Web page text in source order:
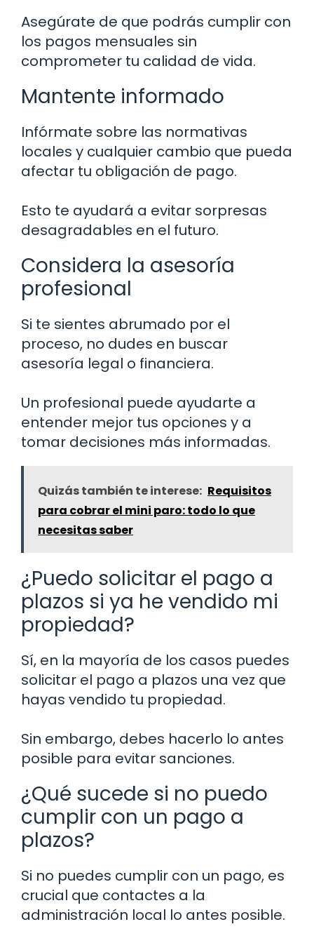
Asegúrate de que podrás cumplir con
los pagos mensuales sin
comprometer tu calidad de vida.
Mantente informado
Infórmate sobre las normativas
locales y cualquier cambio que pueda
afectar tu obligación de pago.
Esto te ayudará a evitar sorpresas
desagradables en el futuro.
Considera la asesoría
profesional
Si te sientes abrumado por el
proceso, no dudes en buscar
asesoría legal o financiera.
Un profesional puede ayudarte a
entender mejor tus opciones y a
tomar decisiones más informadas.
Quizás también te interese: Requisitos
para cobrar el mini paro: todo lo que
necesitas saber
¿Puedo solicitar el pago a
plazos si ya he vendido mi
propiedad?
Sí, en la mayoría de los casos puedes
solicitar el pago a plazos una vez que
hayas vendido tu propiedad.
Sin embargo, debes hacerlo lo antes
posible para evitar sanciones.
¿Qué sucede si no puedo
cumplir con un pago a
plazos?
Si no puedes cumplir con un pago, es
crucial que contactes a la
administración local lo antes posible.